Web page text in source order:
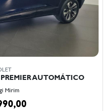
AUTOMÁTICO
Mirim